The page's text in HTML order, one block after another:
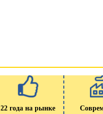
22 года на рынке